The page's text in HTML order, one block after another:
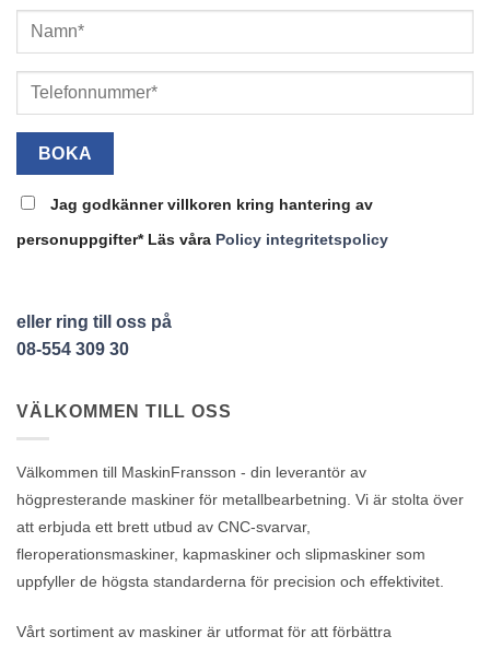
Jag godkänner villkoren kring hantering av
personuppgifter* Läs våra Policy integritetspolicy
eller ring till oss på
08-554 309 30
VÄLKOMMEN TILL OSS
Välkommen till MaskinFransson - din leverantör av
högpresterande maskiner för metallbearbetning. Vi är stolta över
att erbjuda ett brett utbud av CNC-svarvar,
fleroperationsmaskiner, kapmaskiner och slipmaskiner som
uppfyller de högsta standarderna för precision och effektivitet.
Vårt sortiment av maskiner är utformat för att förbättra